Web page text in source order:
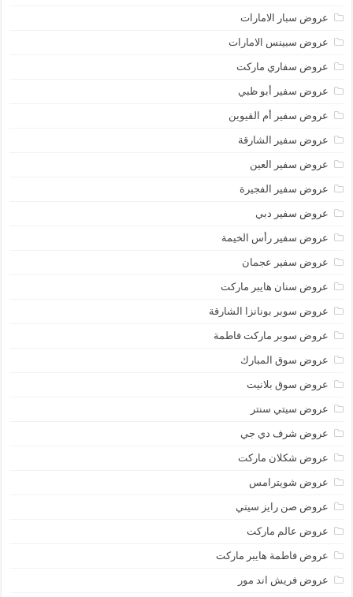
عروض سبار الامارات
عروض سبينس الامارات
عروض سفاري ماركت
عروض سفير أبو ظبي
عروض سفير أم القيوين
عروض سفير الشارقة
عروض سفير العين
عروض سفير الفجيرة
عروض سفير دبي
عروض سفير رأس الخيمة
عروض سفير عجمان
عروض سنان هايبر ماركت
عروض سوبر بونانزا الشارقة
عروض سوبر ماركت فاطمة
عروض سوق المبارك
عروض سوق بلانيت
عروض سيتي سنتر
عروض شرف دي جي
عروض شكلان ماركت
عروض شويترامس
عروض صن رايز سيتي
عروض عالم ماركت
عروض فاطمة هايبر ماركت
عروض فريش اند مور